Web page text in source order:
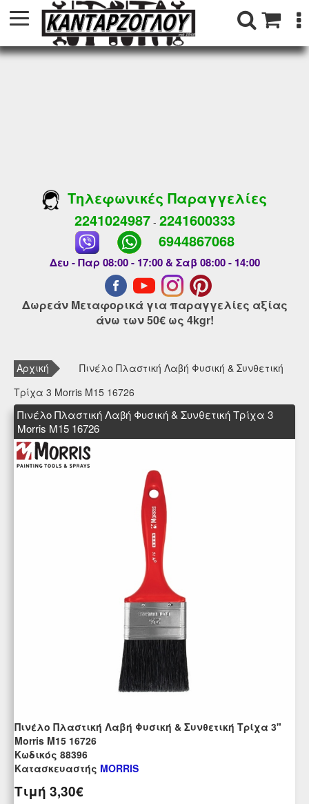
Τηλεφωνικές Παραγγελίες
2241024987- 2241600333
6944867068
Δευ - Παρ 08:00 - 17:00 & Σαβ 08:00 - 14:00
Δωρεάν Μεταφορικά για παραγγελίες αξίας
άνω των 50€ ως 4kgr!
Αρχική
Πινέλο Πλαστική Λαβή Φυσική & Συνθετική
Τρίχα 3 Morris Μ15 16726
Πινέλο Πλαστική Λαβή Φυσική & Συνθετική Τρίχα 3
Morris Μ15 16726
Πινέλο Πλαστική Λαβή Φυσική & Συνθετική Τρίχα 3"
Morris Μ15 16726
Kωδικός 88396
Κατασκευαστής MORRIS
Τιμή 3,30€